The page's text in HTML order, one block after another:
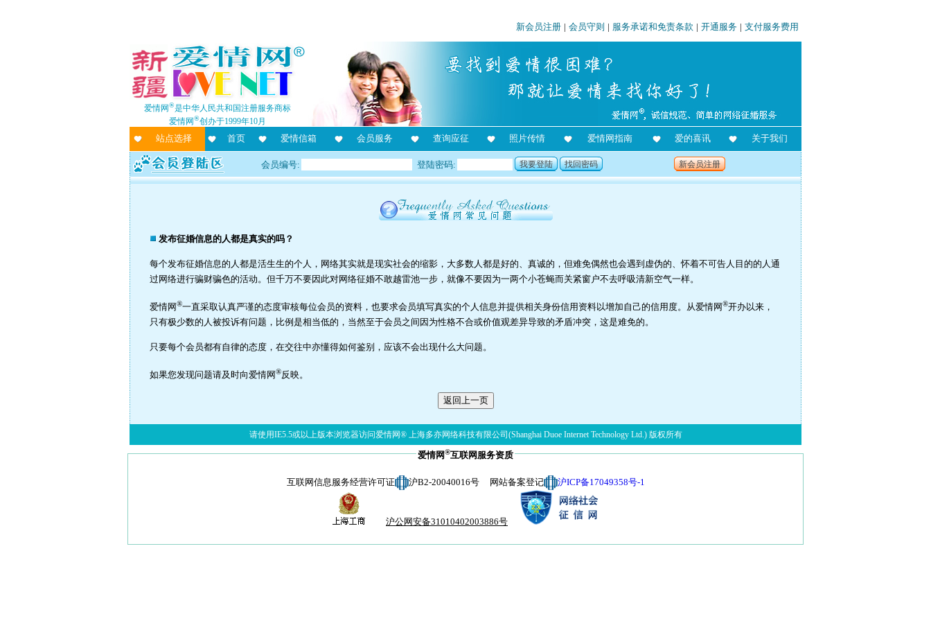
新会员注册 | 会员守则 | 服务承诺和免责条款 | 开通服务 | 支付服务费用
爱情网®是中华人民共和国注册服务商标
爱情网®创办于1999年10月
站点选择 首页 爱情信箱 会员服务 查询应征 照片传情 爱情网指南 爱的喜讯 关于我们
会员编号: 登陆密码: 我要登陆 找回密码 新会员注册
发布征婚信息的人都是真实的吗？
每个发布征婚信息的人都是活生生的个人，网络其实就是现实社会的缩影，大多数人都是好的、真诚的，但难免偶然也会遇到虚伪的、怀着不可告人目的的人通
过网络进行骗财骗色的活动。但千万不要因此对网络征婚不敢越雷池一步，就像不要因为一两个小苍蝇而关紧窗户不去呼吸清新空气一样。
爱情网®一直采取认真严谨的态度审核每位会员的资料，也要求会员填写真实的个人信息并提供相关身份信用资料以增加自己的信用度。从爱情网®开办以来，
只有极少数的人被投诉有问题，比例是相当低的，当然至于会员之间因为性格不合或价值观差异导致的矛盾冲突，这是难免的。
只要每个会员都有自律的态度，在交往中亦懂得如何鉴别，应该不会出现什么大问题。
如果您发现问题请及时向爱情网®反映。
请使用IE5.5或以上版本浏览器访问爱情网® 上海多亦网络科技有限公司(Shanghai Duoe Internet Technology Ltd.) 版权所有
爱情网®互联网服务资质
互联网信息服务经营许可证 沪B2-20040016号 网站备案登记 沪ICP备17049358号-1
沪公网安备31010402003886号